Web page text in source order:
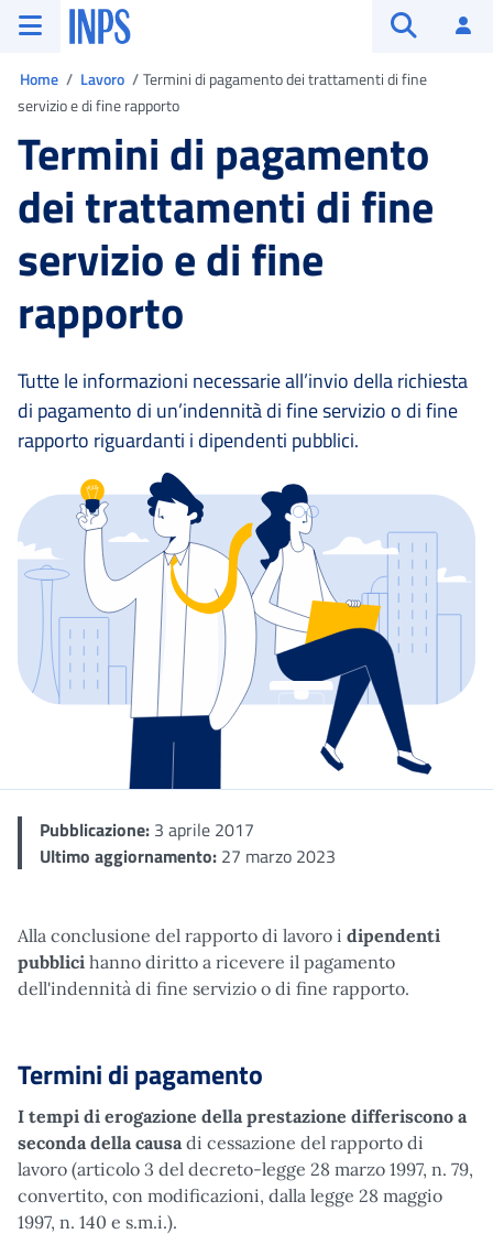
Vai al menu principale
Vai al contenuto principale
Vai al pie' di pagina
INPS ()
Home Lavoro
Termini di pagamento dei trattamenti di fine
servizio e di fine rapporto
Termini di pagamento
dei trattamenti di fine
servizio e di fine
rapporto
Tutte le informazioni necessarie all’invio della richiesta
di pagamento di un’indennità di fine servizio o di fine
rapporto riguardanti i dipendenti pubblici.
Dettaglio
Pubblicazione: 3 aprile 2017
Ultimo aggiornamento: 27 marzo 2023
Alla conclusione del rapporto di lavoro i dipendenti
pubblici hanno diritto a ricevere il pagamento
dell'indennità di fine servizio o di fine rapporto.
Termini di pagamento
I tempi di erogazione della prestazione differiscono a
seconda della causa di cessazione del rapporto di
lavoro (articolo 3 del decreto-legge 28 marzo 1997, n. 79,
convertito, con modificazioni, dalla legge 28 maggio
1997, n. 140 e s.m.i.).